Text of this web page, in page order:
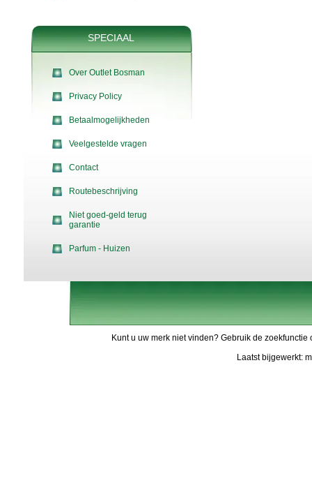
SPECIAAL
Over Outlet Bosman
Privacy Policy
Betaalmogelijkheden
Veelgestelde vragen
Contact
Routebeschrijving
Niet goed-geld terug
garantie
Parfum - Huizen
Kunt u uw merk niet vinden? Gebruik de
Laatst bijgewerkt: